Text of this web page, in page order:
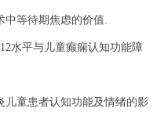
中等待期焦虑的价值.
水平与儿童癫痫认知功能障
儿童患者认知功能及情绪的影